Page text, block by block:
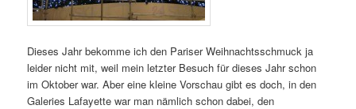
Dieses Jahr bekomme ich den Pariser Weihnachtsschmuck ja
leider nicht mit, weil mein letzter Besuch für dieses Jahr schon
im Oktober war. Aber eine kleine Vorschau gibt es doch, in den
Galeries Lafayette war man nämlich schon dabei, den